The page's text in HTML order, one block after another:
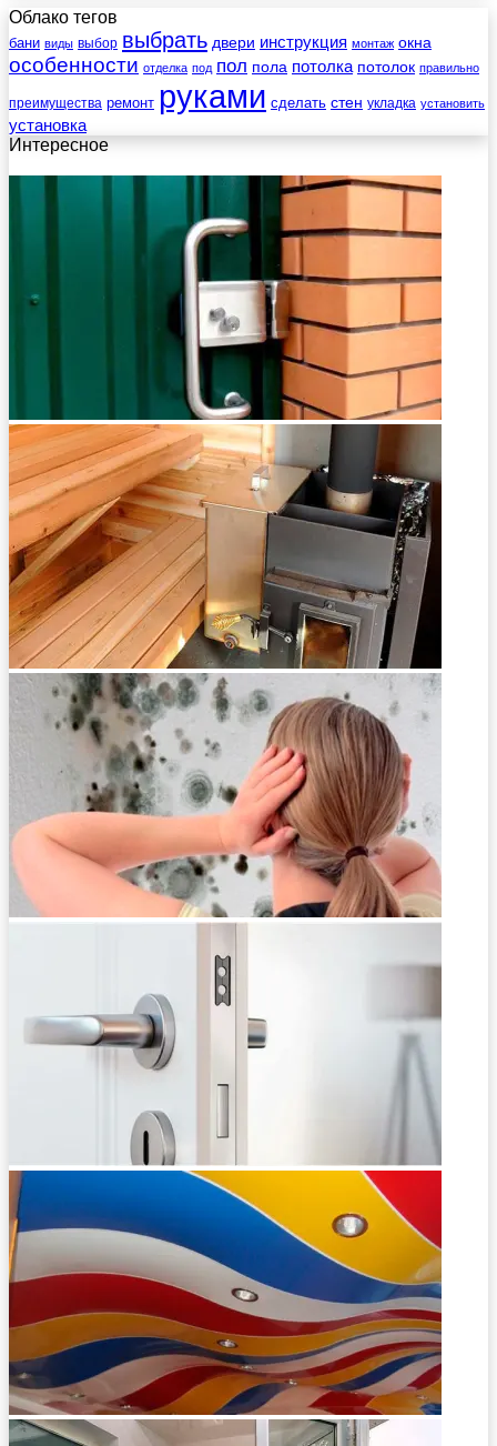
Облако тегов
бани виды выбор выбрать двери инструкция монтаж окна
особенности отделка под пол пола потолка потолок правильно
преимущества ремонт руками сделать стен укладка установить
установка
Интересное